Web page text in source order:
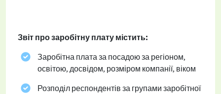
Звіт про заробітну плату містить:
Заробітна плата за посадою за регіоном,
освітою, досвідом, розміром компанії, віком
Розподіл респондентів за групами заробітної